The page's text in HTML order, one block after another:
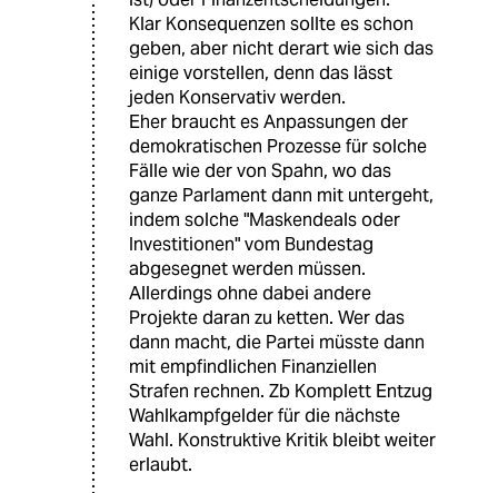
Klar Konsequenzen sollte es schon
geben, aber nicht derart wie sich das
einige vorstellen, denn das lässt
jeden Konservativ werden.
Eher braucht es Anpassungen der
demokratischen Prozesse für solche
Fälle wie der von Spahn, wo das
ganze Parlament dann mit untergeht,
indem solche "Maskendeals oder
Investitionen" vom Bundestag
abgesegnet werden müssen.
Allerdings ohne dabei andere
Projekte daran zu ketten. Wer das
dann macht, die Partei müsste dann
mit empfindlichen Finanziellen
Strafen rechnen. Zb Komplett Entzug
Wahlkampfgelder für die nächste
Wahl. Konstruktive Kritik bleibt weiter
erlaubt.